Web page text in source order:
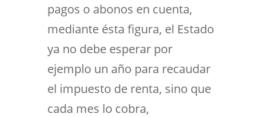
pagos o abonos en cuenta,
mediante ésta figura, el Estado
ya no debe esperar por
ejemplo un año para recaudar
el impuesto de renta, sino que
cada mes lo cobra,